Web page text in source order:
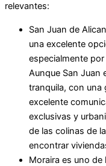
relevantes:
San Juan de
una excelente
especialmente
Aunque San Juan
tranquila, con una
excelente
exclusivas y
de las colinas de
encontrar
Moraira es uno